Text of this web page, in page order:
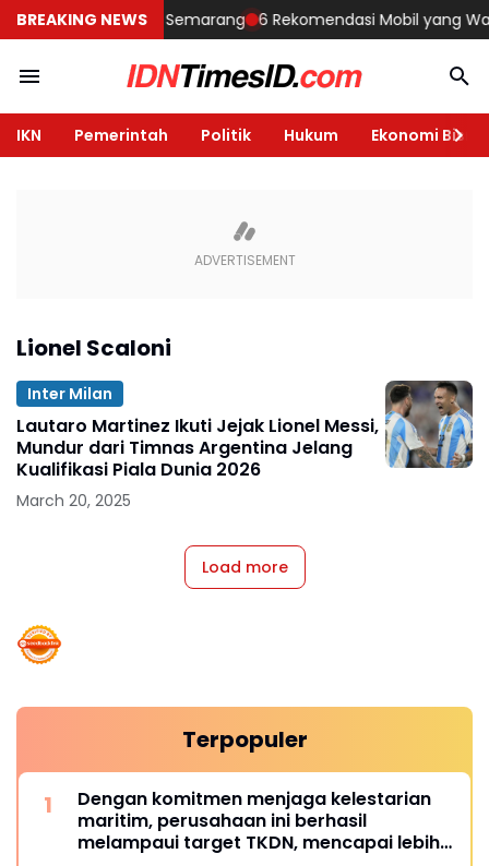
BREAKING NEWS
Rumah di Semarang 6 Rekomendasi Mobil yang
IKN Pemerintah Politik Hukum Ekonomi Bisnis
Lionel Scaloni
Inter Milan
Lautaro Martinez Ikuti Jejak Lionel Messi,
Mundur dari Timnas Argentina Jelang
Kualifikasi Piala Dunia 2026
March 20, 2025
Load more
Terpopuler
Dengan komitmen menjaga kelestarian
maritim, perusahaan ini berhasil
melampaui target TKDN, mencapai lebih